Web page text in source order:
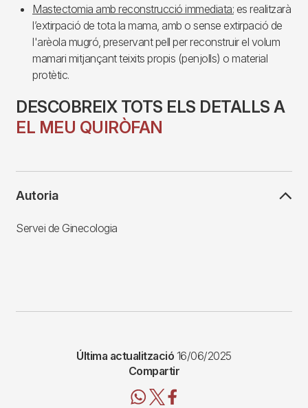
Mastectomia amb reconstrucció immediata: es realitzarà
l’extirpació de tota la mama, amb o sense extirpació de
l'arèola mugró, preservant pell per reconstruir el volum
mamari mitjançant teixits propis (penjolls) o material
protètic.
DESCOBREIX TOTS ELS DETALLS A
EL MEU QUIRÒFAN
Autoria
Servei de Ginecologia
Última actualització 16/06/2025
Compartir